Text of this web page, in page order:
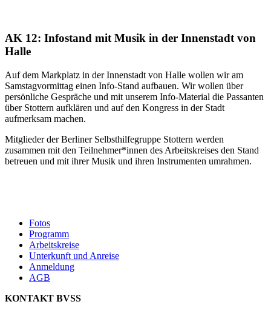
AK 12: Infostand mit Musik in der Innenstadt von
Halle
Auf dem Markplatz in der Innenstadt von Halle wollen wir am
Samstagvormittag einen Info-Stand aufbauen. Wir wollen über
persönliche Gespräche und mit unserem Info-Material die Passanten
über Stottern aufklären und auf den Kongress in der Stadt
aufmerksam machen.
Mitglieder der Berliner Selbsthilfegruppe Stottern werden
zusammen mit den Teilnehmer*innen des Arbeitskreises den Stand
betreuen und mit ihrer Musik und ihren Instrumenten umrahmen.
Fotos
Programm
Arbeitskreise
Unterkunft und Anreise
Anmeldung
AGB
KONTAKT BVSS